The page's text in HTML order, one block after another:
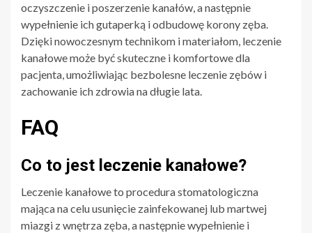
oczyszczenie i poszerzenie kanałów, a następnie
wypełnienie ich gutaperką i odbudowę korony zęba.
Dzięki nowoczesnym technikom i materiałom, leczenie
kanałowe może być skuteczne i komfortowe dla
pacjenta, umożliwiając bezbolesne leczenie zębów i
zachowanie ich zdrowia na długie lata.
FAQ
Co to jest leczenie kanałowe?
Leczenie kanałowe to procedura stomatologiczna
mająca na celu usunięcie zainfekowanej lub martwej
miazgi z wnętrza zęba, a następnie wypełnienie i